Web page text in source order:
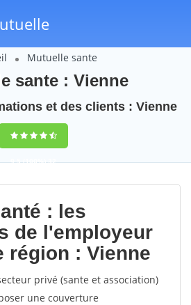
Mutuelle sante
sante : Vienne
et des clients : Vienne
9,5(100%)32
votes
: les
de l'employeur
région : Vienne
privé (sante et association)
une couverture